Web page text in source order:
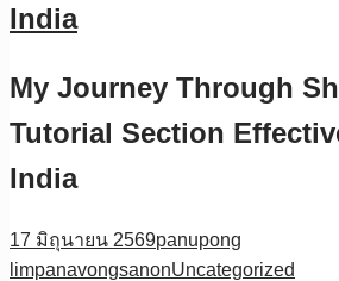
India
My Journey Through
Tutorial Section
India
17 มิถุนายน 2569panupong
limpanavongsanonUncategorized